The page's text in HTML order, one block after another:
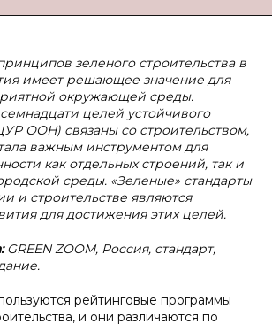
зеленого строительства в
имеет решающее значение для
окружающей среды.
целей устойчивого
ООН) связаны со строительством,
важным инструментом для
как отдельных строений, так и
среды. «Зеленые» стандарты
и строительстве являются
для достижения этих целей.
GREEN ZOOM, Россия, стандарт,
рейтинговые программы
и они различаются по